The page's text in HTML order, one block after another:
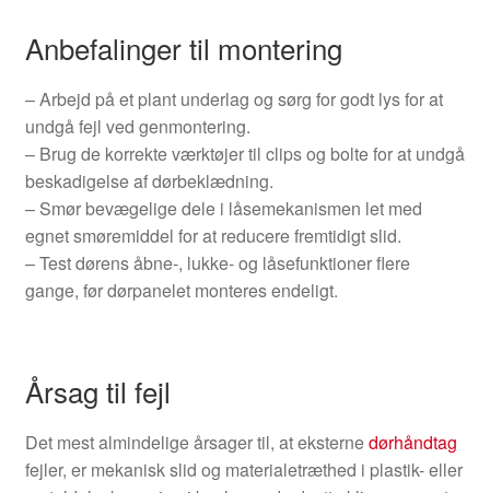
Anbefalinger til montering
– Arbejd på et plant underlag og sørg for godt lys for at
undgå fejl ved genmontering.
– Brug de korrekte værktøjer til clips og bolte for at undgå
beskadigelse af dørbeklædning.
– Smør bevægelige dele i låsemekanismen let med
egnet smøremiddel for at reducere fremtidigt slid.
– Test dørens åbne-, lukke- og låsefunktioner flere
gange, før dørpanelet monteres endeligt.
Årsag til fejl
Det mest almindelige årsager til, at eksternedørhåndtag
fejler, er mekanisk slid og materialetræthed i plastik- eller